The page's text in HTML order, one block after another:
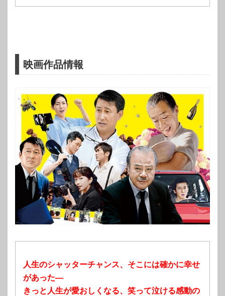
映画作品情報
人生のシャッターチャンス、そこには確かに幸せ
があった―
きっと人生が愛おしくなる、笑って泣ける感動の